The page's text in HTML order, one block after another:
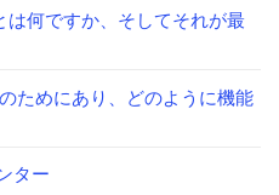
は何ですか、そしてそれが最
ためにあり、どのように機能
ター